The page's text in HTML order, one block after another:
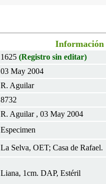
Información
1625 (Registro sin editar)
03 May 2004
R. Aguilar
8732
R. Aguilar , 03 May 2004
Especimen
La Selva, OET; Casa de Rafael.
Liana, 1cm. DAP, Estéril